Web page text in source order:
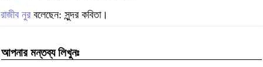
রাজীব নুর বলেছেন: সুন্দর কবিতা।
আপনার মন্তব্য লিখুনঃ